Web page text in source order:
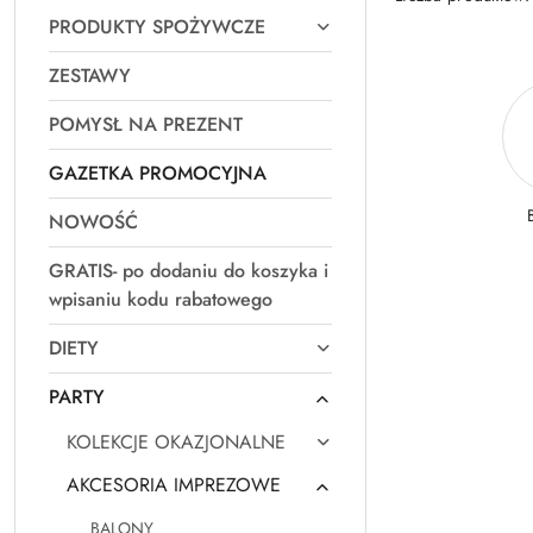
PRODUKTY SPOŻYWCZE
ZESTAWY
POMYSŁ NA PREZENT
GAZETKA PROMOCYJNA
NOWOŚĆ
GRATIS- po dodaniu do koszyka i
wpisaniu kodu rabatowego
DIETY
PARTY
KOLEKCJE OKAZJONALNE
AKCESORIA IMPREZOWE
BALONY